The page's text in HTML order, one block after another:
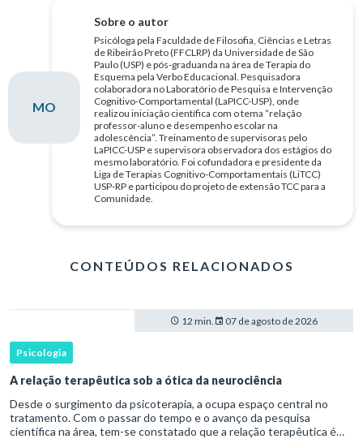
MO
Sobre o autor
Psicóloga pela Faculdade de Filosofia, Ciências e Letras
de Ribeirão Preto (FFCLRP) da Universidade de São
Paulo (USP) e pós-graduanda na área de Terapia do
Esquema pela Verbo Educacional. Pesquisadora
colaboradora no Laboratório de Pesquisa e Intervenção
Cognitivo-Comportamental (LaPICC-USP), onde
realizou iniciação científica com o tema “relação
professor-aluno e desempenho escolar na
adolescência”. Treinamento de supervisoras pelo
LaPICC-USP e supervisora observadora dos estágios do
mesmo laboratório. Foi cofundadora e presidente da
Liga de Terapias Cognitivo-Comportamentais (LiTCC)
USP-RP e participou do projeto de extensão TCC para a
Comunidade.
CONTEÚDOS RELACIONADOS
12 min. 07 de agosto de 2026
Psicologia
A relação terapêutica sob a ótica da neurociência
Desde o surgimento da psicoterapia, a ocupa espaço central no
tratamento. Com o passar do tempo e o avanço da pesquisa
científica na área, tem-se constatado que a relação terapêutica é